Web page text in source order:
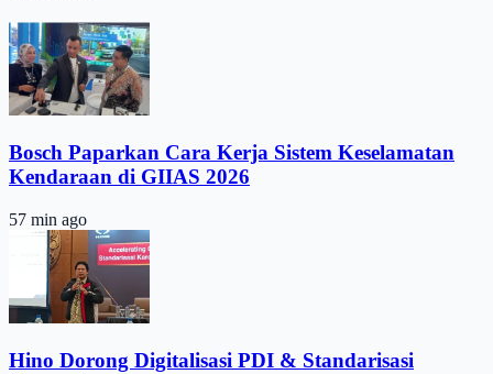
Bosch Paparkan Cara Kerja Sistem Keselamatan
Kendaraan di GIIAS 2026
57 min ago
Hino Dorong Digitalisasi PDI & Standarisasi